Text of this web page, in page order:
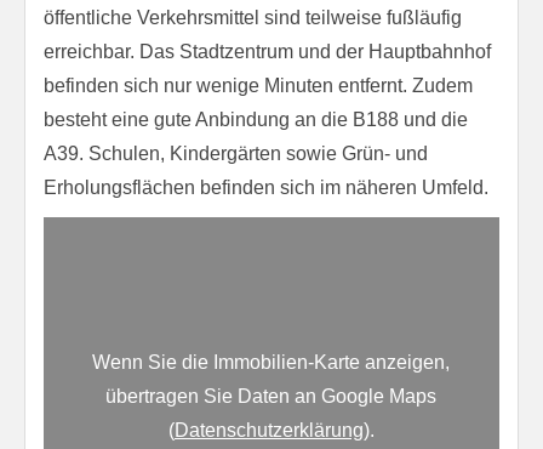
öffentliche Verkehrsmittel sind teilweise fußläufig
erreichbar. Das Stadtzentrum und der Hauptbahnhof
befinden sich nur wenige Minuten entfernt. Zudem
besteht eine gute Anbindung an die B188 und die
A39. Schulen, Kindergärten sowie Grün- und
Erholungsflächen befinden sich im näheren Umfeld.
Wenn Sie die Immobilien-Karte anzeigen,
übertragen Sie Daten an Google Maps
(Datenschutzerklärung).